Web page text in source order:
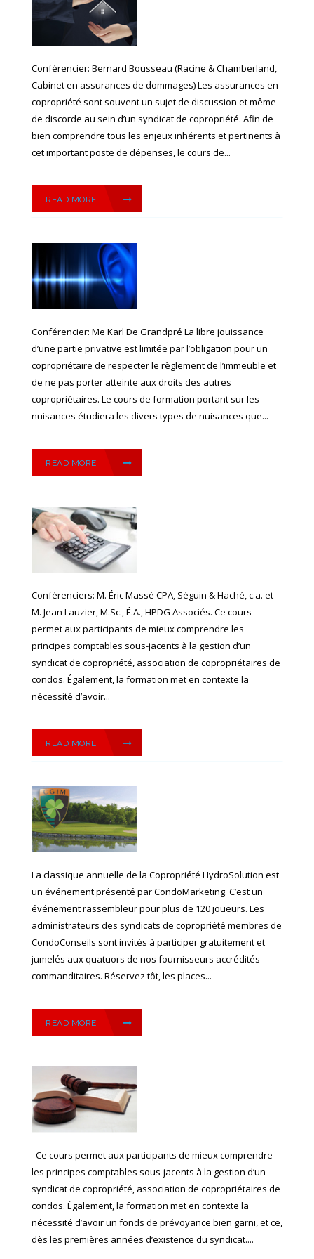
Conférencier: Bernard Bousseau (Racine & Chamberland,
Cabinet en assurances de dommages) Les assurances en
copropriété sont souvent un sujet de discussion et même
de discorde au sein d’un syndicat de copropriété. Afin de
bien comprendre tous les enjeux inhérents et pertinents à
cet important poste de dépenses, le cours de...
READ MORE
Conférencier: Me Karl De Grandpré La libre jouissance
d’une partie privative est limitée par l’obligation pour un
copropriétaire de respecter le règlement de l’immeuble et
de ne pas porter atteinte aux droits des autres
copropriétaires. Le cours de formation portant sur les
nuisances étudiera les divers types de nuisances que...
READ MORE
Conférenciers: M. Éric Massé CPA, Séguin & Haché, c.a. et
M. Jean Lauzier, M.Sc., É.A., HPDG Associés. Ce cours
permet aux participants de mieux comprendre les
principes comptables sous-jacents à la gestion d’un
syndicat de copropriété, association de copropriétaires de
condos. Également, la formation met en contexte la
nécessité d’avoir...
READ MORE
La classique annuelle de la Copropriété HydroSolution est
un événement présenté par CondoMarketing. C’est un
événement rassembleur pour plus de 120 joueurs. Les
administrateurs des syndicats de copropriété membres de
CondoConseils sont invités à participer gratuitement et
jumelés aux quatuors de nos fournisseurs accrédités
commanditaires. Réservez tôt, les places...
READ MORE
Ce cours permet aux participants de mieux comprendre
les principes comptables sous-jacents à la gestion d’un
syndicat de copropriété, association de copropriétaires de
condos. Également, la formation met en contexte la
nécessité d’avoir un fonds de prévoyance bien garni, et ce,
dès les premières années d’existence du syndicat....